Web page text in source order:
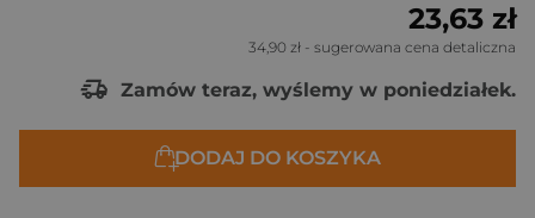
23,63 zł
34,90 zł - sugerowana cena detaliczna
Zamów teraz, wyślemy w poniedziałek.
DODAJ DO KOSZYKA